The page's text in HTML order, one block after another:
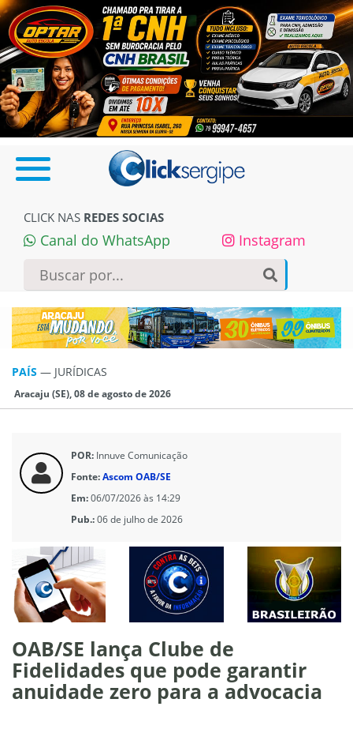
CLICK NAS REDES SOCIAS
Canal do WhatsApp Instagram
PAÍS — JURÍ­DICAS
Aracaju (SE), 08 de agosto de 2026
POR: Innuve Comunicação
Fonte:Ascom OAB/SE
Em:06/07/2026 às 14:29
Pub.:06 de julho de 2026
OAB/SE lança Clube de
Fidelidades que pode garantir
anuidade zero para a advocacia